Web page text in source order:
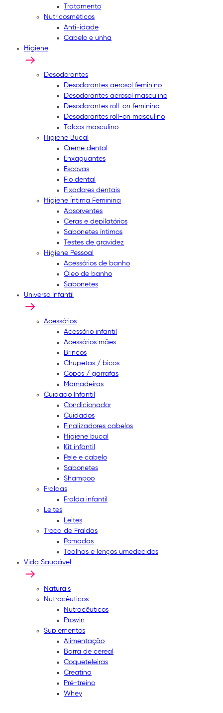
Tratamento
Nutricosméticos
Anti-idade
Cabelo e unha
Higiene
Desodorantes
Desodorantes aerosol feminino
Desodorantes aerosol masculino
Desodorantes roll-on feminino
Desodorantes roll-on masculino
Talcos masculino
Higiene Bucal
Creme dental
Enxaguantes
Escovas
Fio dental
Fixadores dentais
Higiene Íntima Feminina
Absorventes
Ceras e depilatórios
Sabonetes íntimos
Testes de gravidez
Higiene Pessoal
Acessórios de banho
Óleo de banho
Sabonetes
Universo Infantil
Acessórios
Acessório infantil
Acessórios mães
Brincos
Chupetas / bicos
Copos / garrafas
Mamadeiras
Cuidado Infantil
Condicionador
Cuidados
Finalizadores cabelos
Higiene bucal
Kit infantil
Pele e cabelo
Sabonetes
Shampoo
Fraldas
Fralda infantil
Leites
Leites
Troca de Fraldas
Pomadas
Toalhas e lenços umedecidos
Vida Saudável
Naturais
Nutracêuticos
Nutracêuticos
Prowin
Suplementos
Alimentação
Barra de cereal
Coqueteleiras
Creatina
Pré-treino
Whey